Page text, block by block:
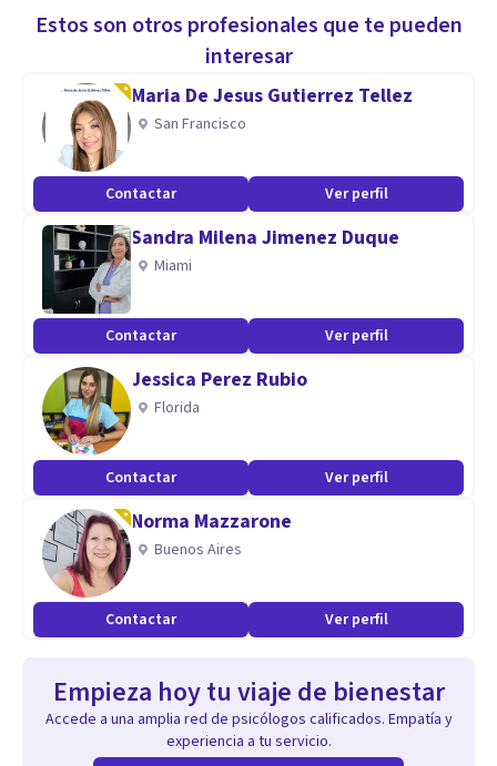
Además realizo orientación, atención y tratamiento
psicológico para personas con problemas emocionales,
duelos, estrés, ansiedad y baja autoestima.
Me encuentro en formación profesional permanente para
ofrecer el mejor servicio a quien consulta.
Atención a pacientes de Argentina y del exterior.
Especialidad
Clínica de Jóvenes, Adultos y Adultos Mayores
Aptitudes
Orientación, atención psicológica en distintas áreas.
Psicoprofilaxis Quirúrgica infanto juvenil y adultos.
Psicooncologia.
Cuidados Paliativos.
Estos son otros profesionales que te pueden
interesar
Maria De Jesus Gutierrez Tellez
San Francisco
Contactar Ver perfil
Sandra Milena Jimenez Duque
Miami
Contactar Ver perfil
Jessica Perez Rubio
Florida
Contactar Ver perfil
Norma Mazzarone
Buenos Aires
Contactar Ver perfil
Empieza hoy tu viaje de bienestar
Accede a una amplia red de psicólogos calificados. Empatía y
experiencia a tu servicio.